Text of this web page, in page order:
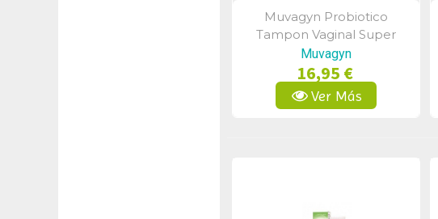
Vista Rápida
Muvagyn Probiotico
Tampon Vaginal Super
Muvagyn
16,95 €
Ver Más